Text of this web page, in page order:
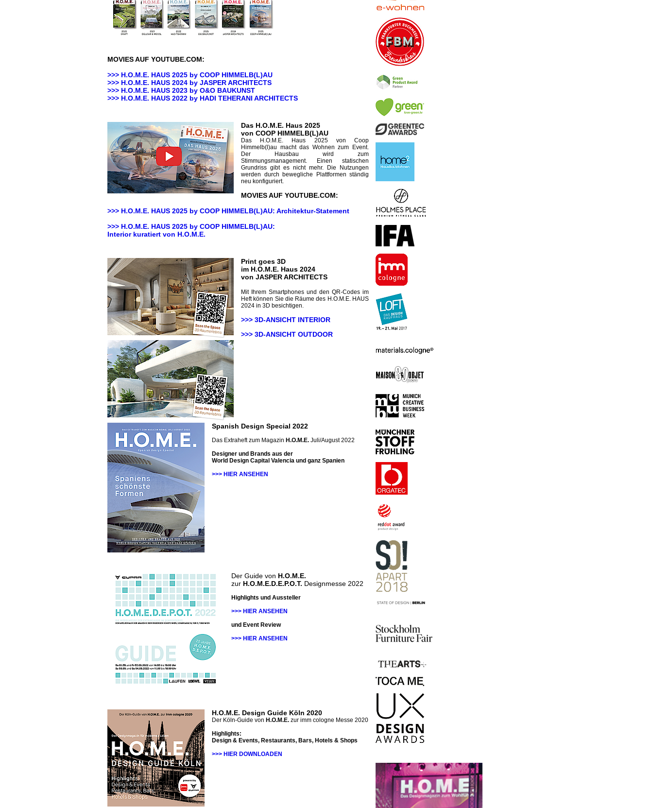
MOVIES AUF YOUTUBE.COM:
>>> H.O.M.E. HAUS 2025 by COOP HIMMELB(L)AU
>>> H.O.M.E. HAUS 2024 by JASPER ARCHITECTS
>>> H.O.M.E. HAUS 2023 by O&O BAUKUNST
>>> H.O.M.E. HAUS 2022 by HADI TEHERANI ARCHITECTS
Das H.O.M.E. Haus 2025
von COOP HIMMELB(L)AU
Das H.O.M.E. Haus 2025 von Coop
Himmelb(l)au macht das Wohnen zum Event.
Der Hausbau wird zum
Stimmungsmanagement. Einen statischen
Grundriss gibt es nicht mehr. Die Nutzungen
werden durch bewegliche Plattformen ständig
neu konfiguriert.
MOVIES AUF YOUTUBE.COM:
>>> H.O.M.E. HAUS 2025 by COOP HIMMELB(L)AU: Architektur-Statement
>>> H.O.M.E. HAUS 2025 by COOP HIMMELB(L)AU:
Interior kuratiert von H.O.M.E.
Print goes 3D
im H.O.M.E. Haus 2024
von JASPER ARCHITECTS
Mit Ihrem Smartphones und den QR-Codes im
Heft können Sie die Räume des H.O.M.E. HAUS
2024 in 3D besichtigen.
>>> 3D-ANSICHT INTERIOR
>>> 3D-ANSICHT OUTDOOR
Spanish Design Special 2022
Das Extraheft zum Magazin H.O.M.E. Juli/August 2022
Designer und Brands aus der
World Design Capital Valencia und ganz Spanien
>>> HIER ANSEHEN
Der Guide von H.O.M.E.
zur H.O.M.E.D.E.P.O.T. Designmesse 2022
Highlights und Aussteller
>>> HIER ANSEHEN
und Event Review
>>> HIER ANSEHEN
H.O.M.E. Design Guide Köln 2020
Der Köln-Guide von H.O.M.E. zur imm cologne Messe 2020
Highlights:
Design & Events, Restaurants, Bars, Hotels & Shops
>>> HIER DOWNLOADEN